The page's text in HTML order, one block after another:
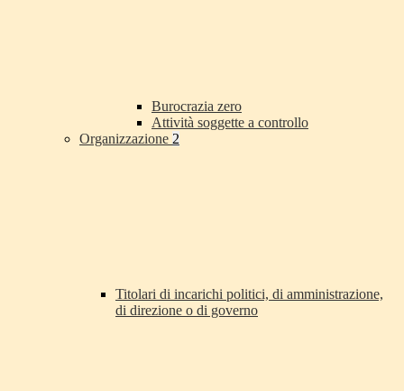
Burocrazia zero
Attività soggette a controllo
Organizzazione 2
Titolari di incarichi politici, di amministrazione,
di direzione o di governo